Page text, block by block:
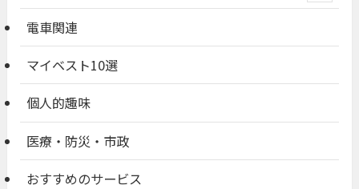
電車関連
マイベスト10選
個人的趣味
医療・防災・市政
おすすめのサービス